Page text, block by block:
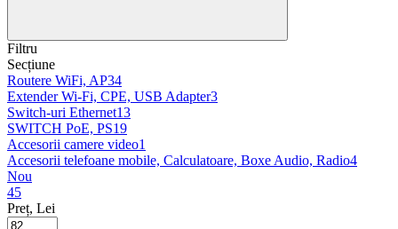
Filtru
Seсțiune
Routere WiFi, AP34
Extender Wi-Fi, CPE, USB Adapter3
Switch-uri Ethernet13
SWITCH PoE, PS19
Accesorii camere video1
Accesorii telefoane mobile, Calculatoare, Boxe Audio, Radio4
Nou
45
Preț, Lei